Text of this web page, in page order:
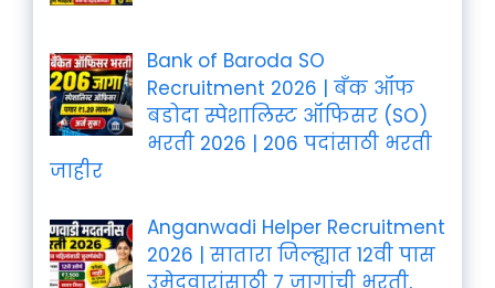
Bank of Baroda SO
Recruitment 2026 | बँक ऑफ
बडोदा स्पेशालिस्ट ऑफिसर (SO)
भरती 2026 | 206 पदांसाठी भरती
जाहीर
Anganwadi Helper Recruitment
2026 | सातारा जिल्ह्यात 12वी पास
उमेदवारांसाठी 7 जागांची भरती,